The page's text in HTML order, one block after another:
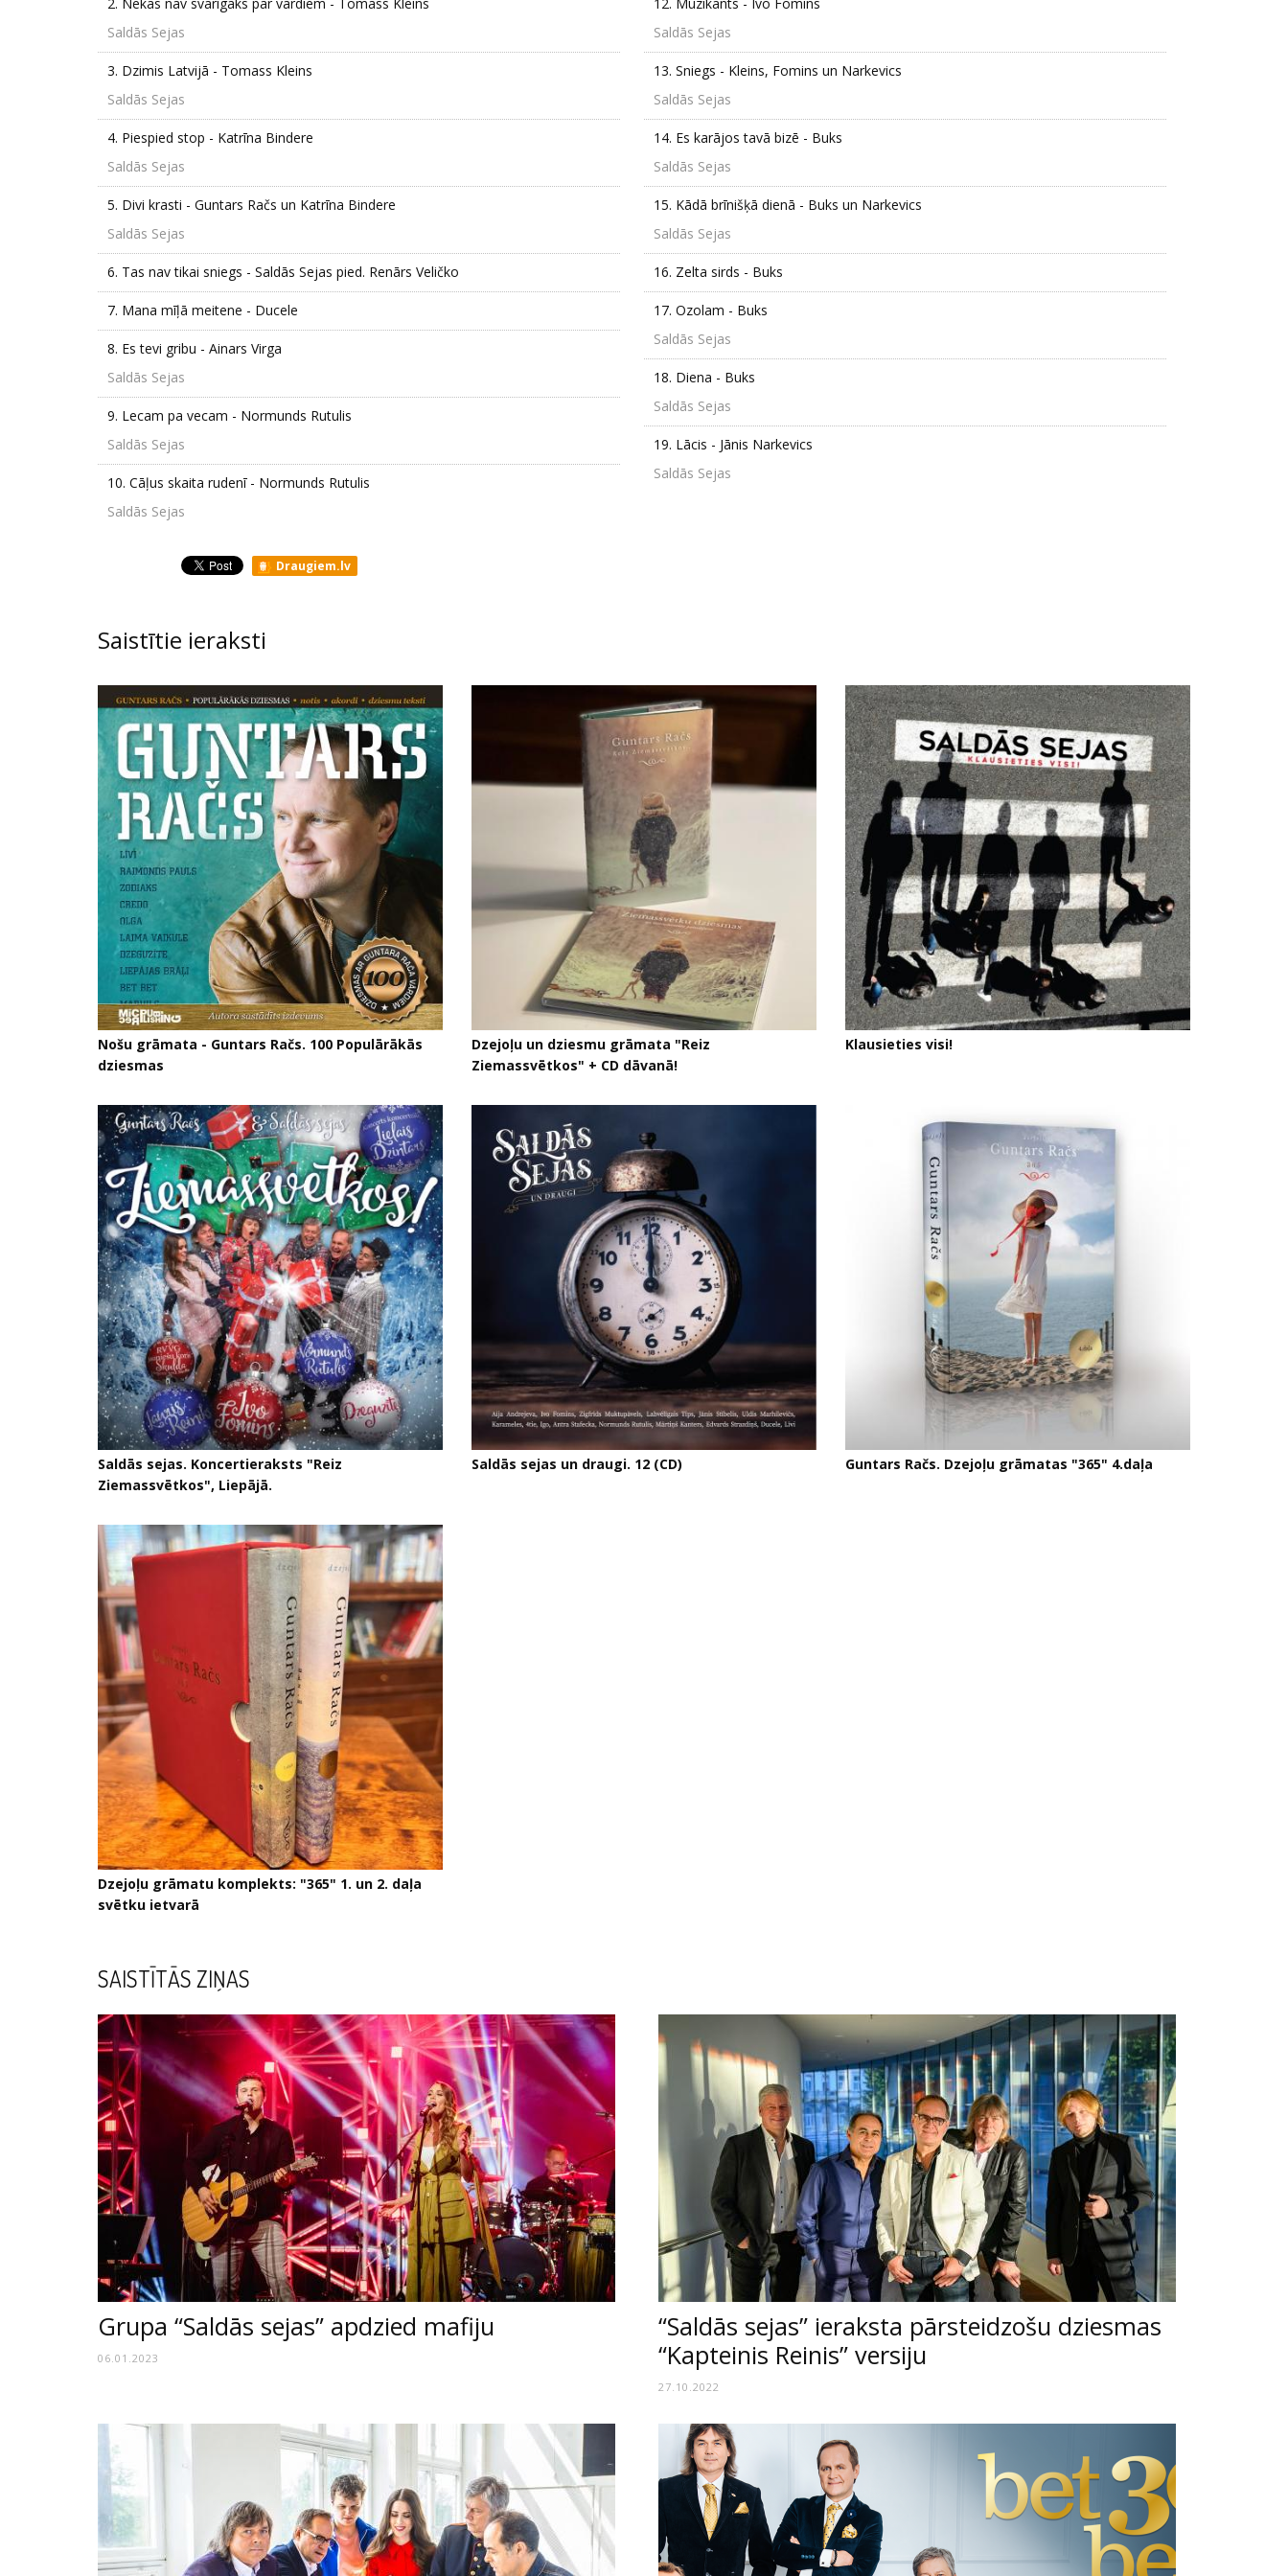
Saldās Sejas
3. Dzimis Latvijā - Tomass Kleins
Saldās Sejas
4. Piespied stop - Katrīna Bindere
Saldās Sejas
5. Divi krasti - Guntars Račs un Katrīna Bindere
Saldās Sejas
6. Tas nav tikai sniegs - Saldās Sejas pied. Renārs Veličko
7. Mana mīļā meitene - Ducele
8. Es tevi gribu - Ainars Virga
Saldās Sejas
9. Lecam pa vecam - Normunds Rutulis
Saldās Sejas
10. Cāļus skaita rudenī - Normunds Rutulis
Saldās Sejas
Saldās Sejas
13. Sniegs - Kleins, Fomins un Narkevics
Saldās Sejas
14. Es karājos tavā bizē - Buks
Saldās Sejas
15. Kādā brīnišķā dienā - Buks un Narkevics
Saldās Sejas
16. Zelta sirds - Buks
17. Ozolam - Buks
Saldās Sejas
18. Diena - Buks
Saldās Sejas
19. Lācis - Jānis Narkevics
Saldās Sejas
Draugiem.lv
Saistītie ieraksti
Nošu grāmata - Guntars Račs. 100 Populārākās
dziesmas
Dzejoļu un dziesmu grāmata "Reiz
Ziemassvētkos" + CD dāvanā!
Klausieties visi!
Saldās sejas. Koncertieraksts "Reiz
Ziemassvētkos", Liepājā.
Saldās sejas un draugi. 12 (CD) Guntars Račs. Dzejoļu grāmatas "365" 4.daļa
Dzejoļu grāmatu komplekts: "365" 1. un 2. daļa
svētku ietvarā
SAISTĪTĀS ZIŅAS
Grupa “Saldās sejas” apdzied mafiju
06.01.2023
“Saldās sejas” ieraksta pārsteidzošu dziesmas
“Kapteinis Reinis” versiju
27.10.2022